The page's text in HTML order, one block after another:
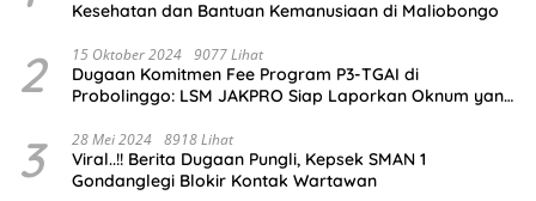
Kesehatan dan Bantuan Kemanusiaan di Maliobongo
2 15 Oktober 2024 9077 Lihat
Dugaan Komitmen Fee Program P3-TGAI di
Probolinggo: LSM JAKPRO Siap Laporkan Oknum yang
3 28 Mei 2024 8918 Lihat
Viral..!! Berita Dugaan Pungli, Kepsek SMAN 1
Gondanglegi Blokir Kontak Wartawan